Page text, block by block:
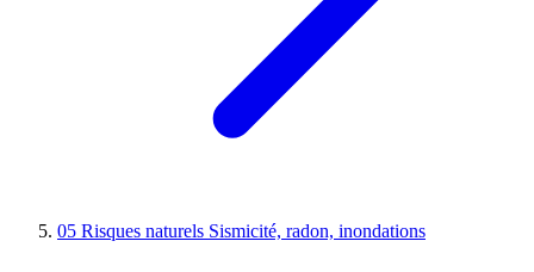
05 Risques naturels Sismicité, radon, inondations